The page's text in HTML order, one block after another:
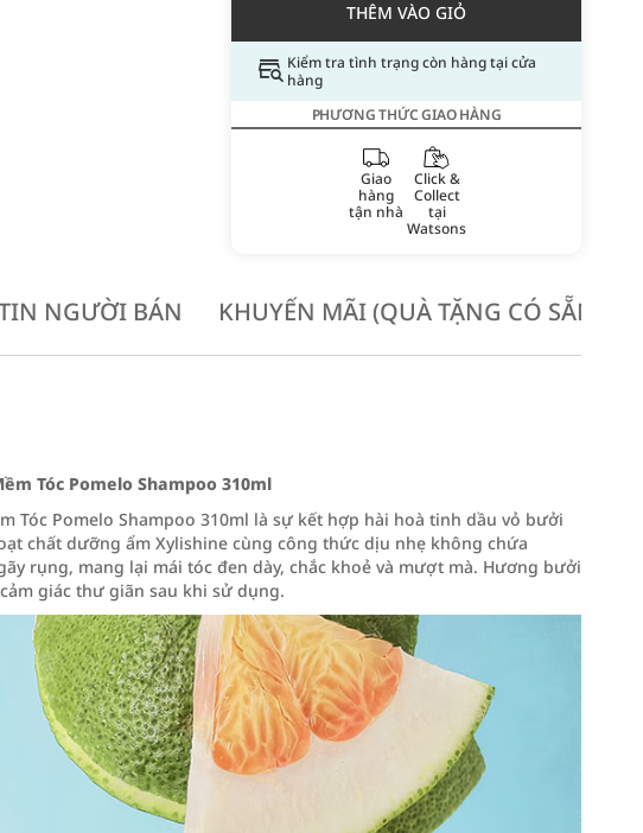
THÊM VÀO GIỎ
Kiểm tra tình trạng còn hàng tại cửa
hàng
PHƯƠNG THỨC GIAO HÀNG
Giao
hàng
tận nhà
Click &
Collect
tại
Watsons
NGƯỜI BÁN KHUYẾN MÃI (QUÀ TẶNG CÓ SẴN
Tóc Pomelo Shampoo 310ml
Tóc Pomelo Shampoo 310ml là sự kết hợp hài hoà tinh dầu vỏ bưởi
chất dưỡng ẩm Xylishine cùng công thức dịu nhẹ không chứa
rụng, mang lại mái tóc đen dày, chắc khoẻ và mượt mà. Hương bưởi
giác thư giãn sau khi sử dụng.